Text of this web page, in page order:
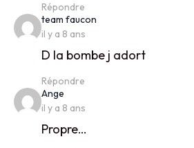
Répondre
team faucon
il y a 8 ans
D la bombe j adort
Répondre
Ange
il y a 8 ans
Propre…